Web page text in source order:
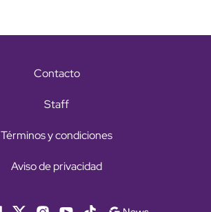
Contacto
Staff
Términos y condiciones
Aviso de privacidad